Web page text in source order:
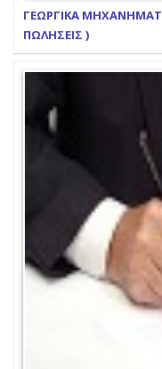
ΓΕΩΡΓΙΚΑ ΜΗΧΑΝΗΜΑΤΑ
ΠΩΛΗΣΕΙΣ )